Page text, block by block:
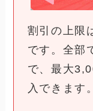
割引の上限
です。全部
で、最大
入できます。